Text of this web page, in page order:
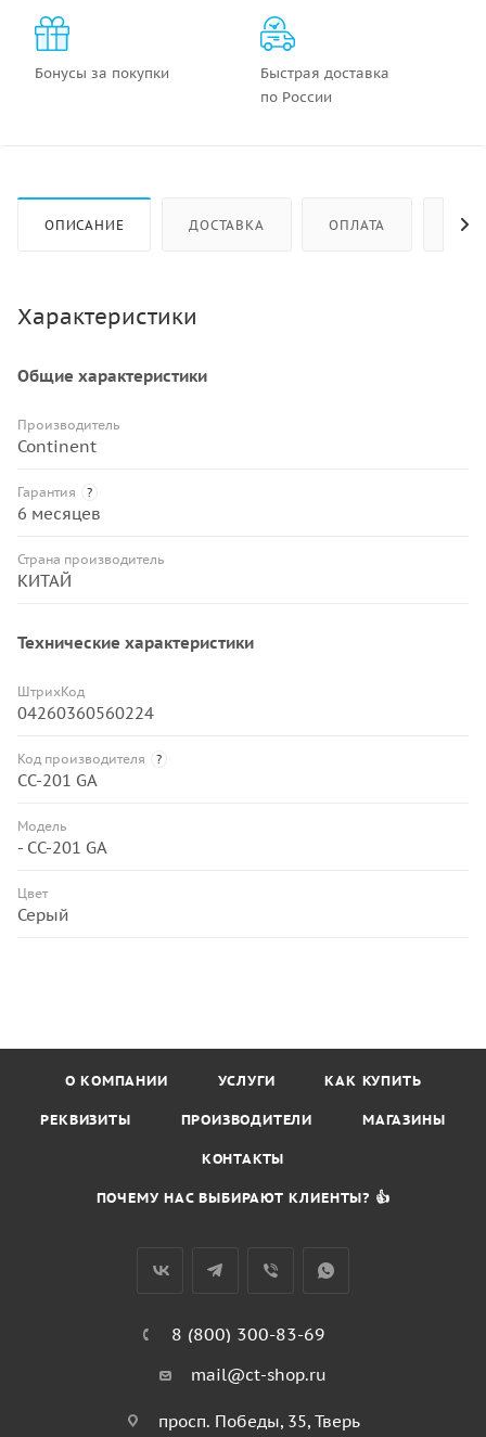
Бонусы за покупки
Быстрая доставка
по России
ОПИСАНИЕ ДОСТАВКА ОПЛАТА
Характеристики
Общие характеристики
Производитель
Continent
Гарантия ?
6 месяцев
Страна производитель
КИТАЙ
Технические характеристики
ШтрихКод
04260360560224
Код производителя ?
CC-201 GA
Модель
- CC-201 GA
Цвет
Серый
О КОМПАНИИ УСЛУГИ КАК КУПИТЬ
РЕКВИЗИТЫ ПРОИЗВОДИТЕЛИ МАГАЗИНЫ
КОНТАКТЫ
ПОЧЕМУ НАС ВЫБИРАЮТ КЛИЕНТЫ? 👍
8 (800) 300-83-69
mail@ct-shop.ru
просп. Победы, 35, Тверь